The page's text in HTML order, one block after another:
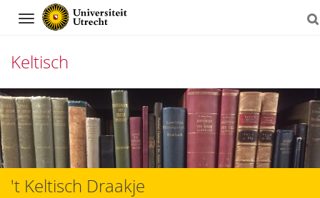
Navigation
Keltisch
Direct
naar
het
inhoud
't Keltisch Draakje